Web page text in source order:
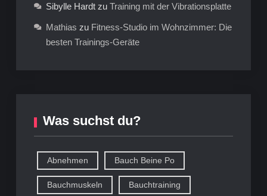
Sibylle Hardtzu Training mit der Vibrationsplatte
Mathias zu Fitness-Studio im Wohnzimmer: Die
besten Trainings-Geräte
Was suchst du?
Abnehmen Bauch Beine Po
Bauchmuskeln Bauchtraining